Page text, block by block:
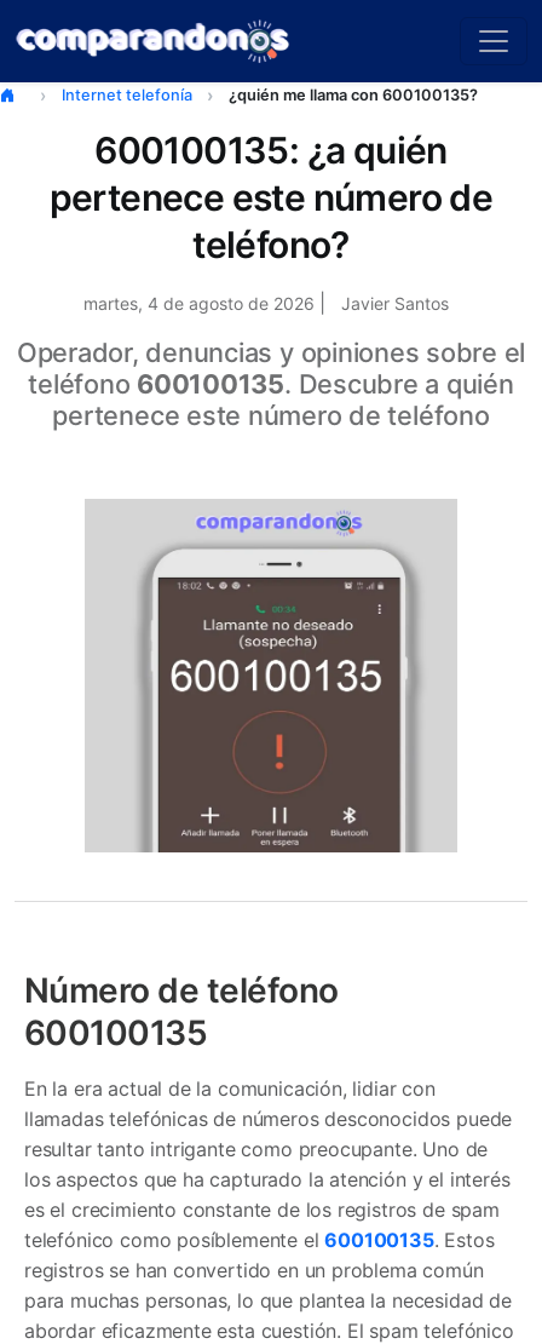
Internet telefonía ¿quién me llama con 600100135?
600100135: ¿a quién
pertenece este número de
teléfono?
martes, 4 de agosto de 2026 Javier Santos
Operador, denuncias y opiniones sobre el
teléfono 600100135. Descubre a quién
pertenece este número de teléfono
Número de teléfono
600100135
En la era actual de la comunicación, lidiar con
llamadas telefónicas de números desconocidos puede
resultar tanto intrigante como preocupante. Uno de
los aspectos que ha capturado la atención y el interés
es el crecimiento constante de los registros de spam
telefónico como posíblemente el600100135. Estos
registros se han convertido en un problema común
para muchas personas, lo que plantea la necesidad de
abordar eficazmente esta cuestión. El spam telefónico